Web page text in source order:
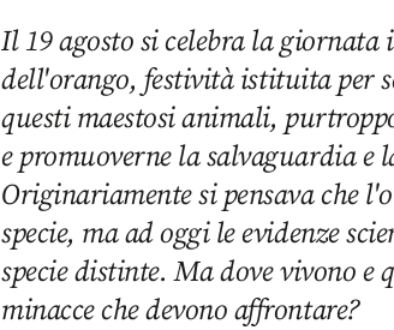
Il 19 agosto si celebra la giornata
dell'orango, festività istituita per
questi maestosi animali,
e promuoverne la salvaguardia e
Originariamente si pensava che
specie, ma ad oggi le evidenze
specie distinte. Ma dove vivono
minacce che devono affrontare?